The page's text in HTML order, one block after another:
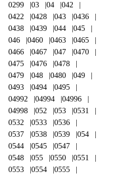
0299
03 04
042
0422
0428 043
0436
0438
0439 044
045
046
0460 0463
0465
0466
0467 047
0470
0475
0476
0478
0479
048 0480
049
0493
0494
0495
04992
04994
04996
04998
052 053
0531
0532
0533
0536
0537
0538 0539
054
0544
0545
0547
0548
055 0550
0551
0553
0554
0555